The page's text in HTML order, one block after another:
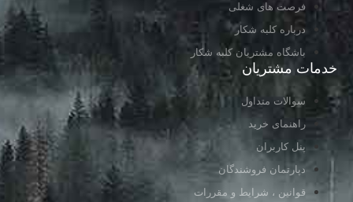
فرصت های شغلی
درباره کلبه شکار
باشگاه مشتریان کلبه شکار
خدمات مشتریان
سوالات متداول
راهنمای خرید
پنل کاربران
دپارتمان فروشندگان
قوانین ، شرایط و مقررات